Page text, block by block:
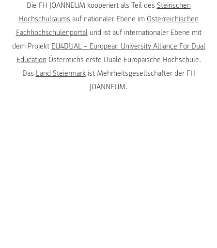
Die FH JOANNEUM kooperiert als Teil des Steirischen
Hochschulraums auf nationaler Ebene im Österreichischen
Fachhochschulenportalund ist auf internationaler Ebene mit
dem Projekt EU4DUAL – European University Alliance For Dual
Education Österreichs erste Duale Europäische Hochschule.
Das Land Steiermarkist Mehrheitsgesellschafter der FH
JOANNEUM.